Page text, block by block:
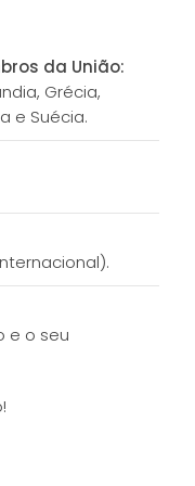
da União:
Grécia,
e Suécia.
e o seu